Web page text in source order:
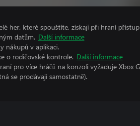
her, které spouštíte, získají při hraní
datům. Další informace
nákupů v aplikaci.
o rodičovské kontrole. Další informace
pro více hráčů na konzoli vyžaduje Xbox
se prodávají samostatně).